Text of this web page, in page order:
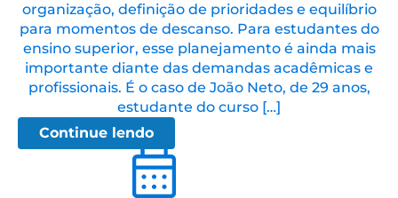
organização, definição de prioridades e equilíbrio
para momentos de descanso. Para estudantes do
ensino superior, esse planejamento é ainda mais
importante diante das demandas acadêmicas e
profissionais. É o caso de João Neto, de 29 anos,
estudante do curso […]
Continue lendo